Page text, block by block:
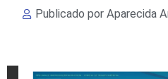
Publicado por Aparecida